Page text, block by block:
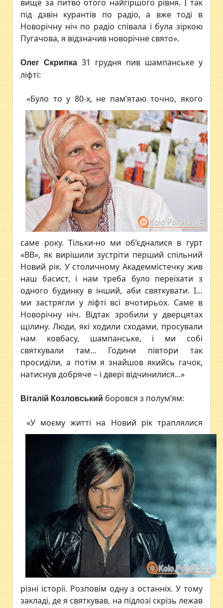
вище за питво отого найгіршого рівня. І так
під дзвін курантів по радіо, а вже тоді в
Новорічну ніч по радіо співала і була зіркою
Пугачова, я відзначив новорічне свято».
Олег Скрипка 31 грудня пив шампанське у
ліфті:
«Було то у 80-х, не пам’ятаю точно, якого
саме року. Тільки-но ми об’єдналися в гурт
«ВВ», як вирішили зустріти перший спільний
Новий рік. У столичному Академмістечку жив
наш басист, і нам треба було переїхати з
одного будинку в інший, аби святкувати. І…
ми застрягли у ліфті всі вчотирьох. Саме в
Новорічну ніч. Відтак зробили у дверцятах
щілину. Люди, які ходили сходами, просували
нам ковбасу, шампанське, і ми собі
святкували там… Години півтори так
просиділи, а потім я знайшов якийсь гачок,
натиснув добряче – і двері відчинилися...»
Віталій Козловський боровся з полум’ям:
«У моєму житті на Новий рік траплялися
різні історії. Розповім одну з останніх. У тому
закладі, де я святкував, на підлозі скрізь лежав